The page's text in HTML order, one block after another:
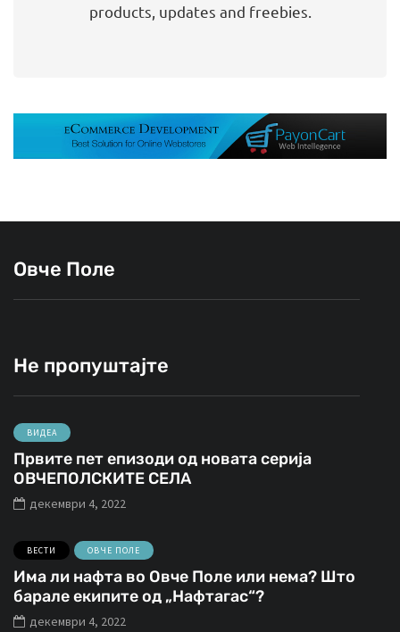
products, updates and freebies.
Овче Поле
Не пропуштајте
ВИДЕА
Првите пет епизоди од новата серија
ОВЧЕПОЛСКИТЕ СЕЛА
декември 4, 2022
ВЕСТИ ОВЧЕ ПОЛЕ
Има ли нафта во Овче Поле или нема? Што
барале екипите од „Нафтагас“?
декември 4, 2022